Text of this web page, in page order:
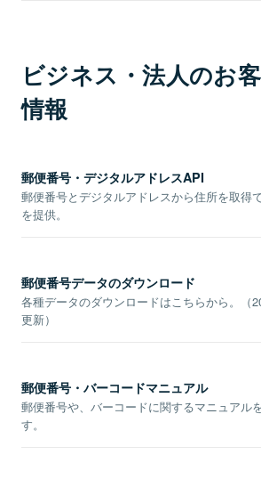
ビジネス・法人のお
情報
郵便番号・デジタルアドレスAPI
郵便番号とデジタルアドレスから住所を取得
を提供。
郵便番号データのダウンロード
各種データのダウンロードはこちらから。（
更新）
郵便番号・バーコードマニュアル
郵便番号や、バーコードに関するマニュアル
す。